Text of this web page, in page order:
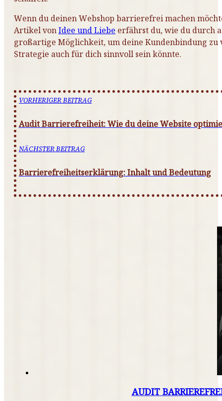
Wenn du deinen Webshop barrierefrei machen
Artikel vonIdee und Liebe erfährst du, wie du durch
großartige Möglichkeit, um deine Kundenbindung zu
Strategie auch für dich sinnvoll sein könnte.
VORHERIGER BEITRAG
Audit Barrierefreiheit: Wie du deine Website
NÄCHSTER BEITRAG
Barrierefreiheitserklärung: Inhalt und Bedeutung
AUDIT